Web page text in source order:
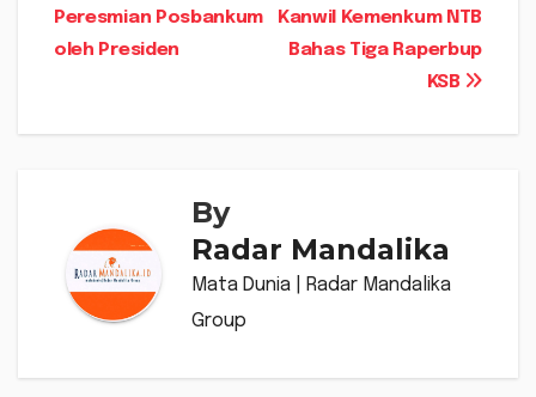
Kanwil Kemenkum NTB
Bahas Tiga Raperbup
KSB
Peresmian Posbankum
oleh Presiden ‎
By
Radar Mandalika
Mata Dunia | Radar Mandalika
Group